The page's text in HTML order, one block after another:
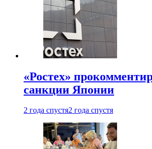
«Ростех»
санкции Японии
2 года спустя2 года спустя